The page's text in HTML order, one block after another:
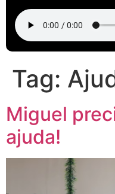
Tag:
Miguel
ajuda!